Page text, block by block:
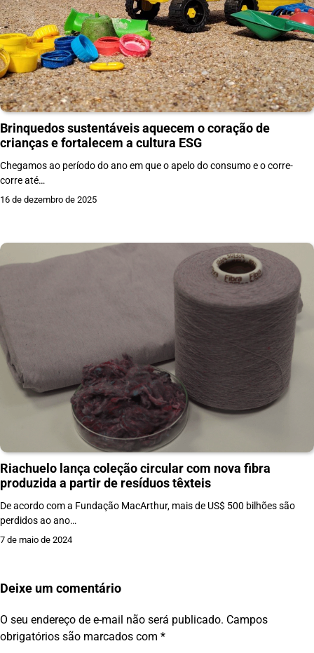
Brinquedos sustentáveis aquecem o coração de
crianças e fortalecem a cultura ESG
Chegamos ao período do ano em que o apelo do consumo e o corre-
corre até…
16 de dezembro de 2025
Riachuelo lança coleção circular com nova fibra
produzida a partir de resíduos têxteis
De acordo com a Fundação MacArthur, mais de US$ 500 bilhões são
perdidos ao ano…
7 de maio de 2024
Deixe um comentário
O seu endereço de e-mail não será publicado. Campos
obrigatórios são marcados com *